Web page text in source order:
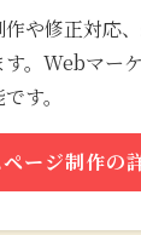
や修正対応
。Webマー
す。
ージ制作の